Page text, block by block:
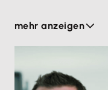
den
häufig bereits
mehr anzeigen